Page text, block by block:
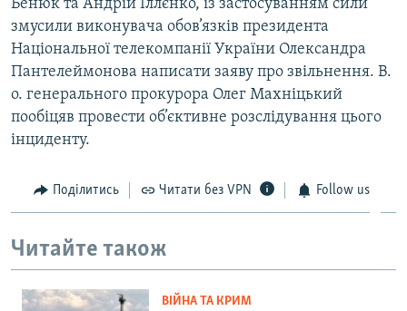
Бенюк та Андрій Іллєнко, із застосуванням сили
змусили виконувача обов’язків президента
Національної телекомпанії України Олександра
Пантелеймонова написати заяву про звільнення. В.
о. генерального прокурора Олег Махніцький
пообіцяв провести об’єктивне розслідування цього
інциденту.
Поділитись Читати без VPN Follow us
Читайте також
ВІЙНА ТА КРИМ